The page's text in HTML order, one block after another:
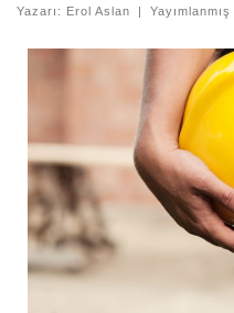
Yazarı: Erol Aslan | Yayımlanmış